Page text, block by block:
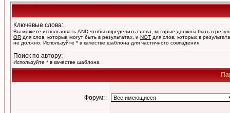
Ключевые слова:
Вы можете использовать AND чтобы определить слова, которые должны быть в
OR для слов, которые могут быть в результатах, и NOT для слов, которых в
не должно. Используйте * в качестве шаблона для частичного совпадения.
Поиск по автору:
Используйте * в качестве шаблона
Форум: